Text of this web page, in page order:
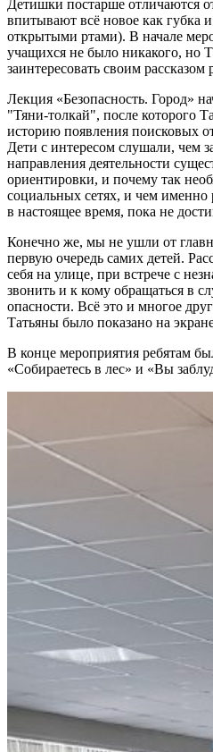
Детишки постарше отличаются
впитывают всё новое как губка
открытыми ртами). В начале
учащихся не было никакого, но
заинтересовать своим рассказом
Лекция «Безопасность. Город»
"Тяни-толкай", после которого
историю появления поисковых
Дети с интересом слушали, чем
направления деятельности
ориентировки, и почему так
социальных сетях, и чем именно
в настоящее время, пока не
Конечно же, мы не ушли от
первую очередь самих детей.
себя на улице, при встрече с
звонить и к кому обращаться в
опасности. Всё это и многое
Татьяны было показано на
В конце мероприятия ребятам
«Собираетесь в лес» и «Вы